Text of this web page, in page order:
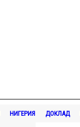
НИГЕРИЯ ДОКЛАД